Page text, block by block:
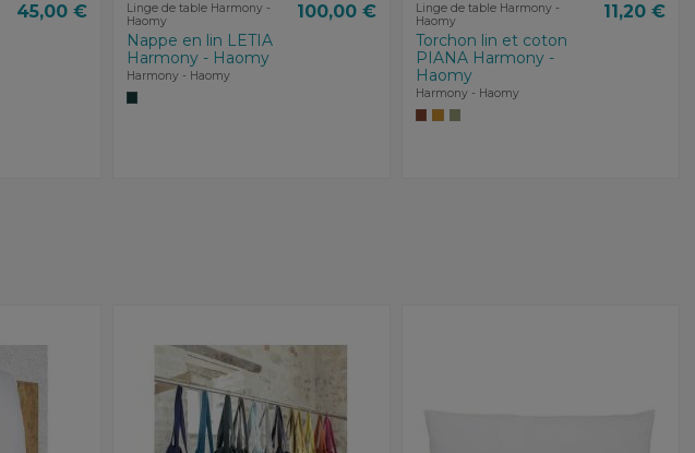
45,00 €
Linge de table Harmony -
Haomy
Nappe en lin LETIA
Harmony - Haomy
Harmony - Haomy
100,00 €
Linge de table Harmony -
Haomy
Torchon lin et coton
PIANA Harmony -
Haomy
Harmony - Haomy
11,20 €